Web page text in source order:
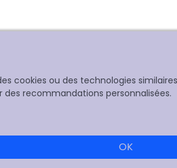
cookies ou des technologies
recommandations personnalisées.
OK